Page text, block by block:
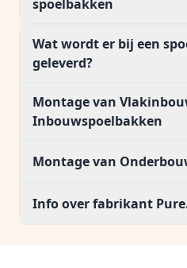
spoelbakken
Wat wordt er bij een
geleverd?
Montage van
Inbouwspoelbakken
Montage van
Info over fabrikant